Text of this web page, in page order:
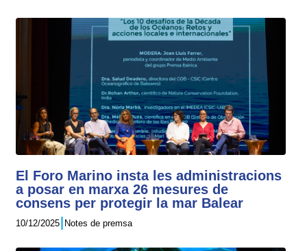
El Foro Marino insta les administracions
a posar en marxa 26 mesures de
consens per protegir la mar Balear
10/12/2025 Notes de premsa